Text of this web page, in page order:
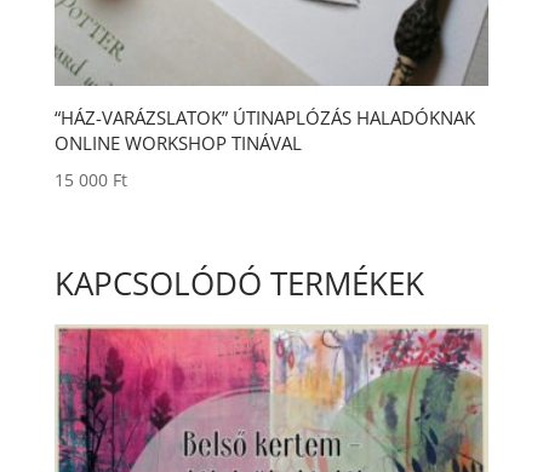
“HÁZ-VARÁZSLATOK” ÚTINAPLÓZÁS HALADÓKNAK
ONLINE WORKSHOP TINÁVAL
15 000 Ft
KAPCSOLÓDÓ TERMÉKEK